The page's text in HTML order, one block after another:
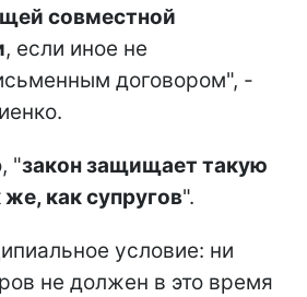
совместной
, если иное не
договором", -
"закон защищает такую
же, как супругов".
условие: ни
не должен в это время